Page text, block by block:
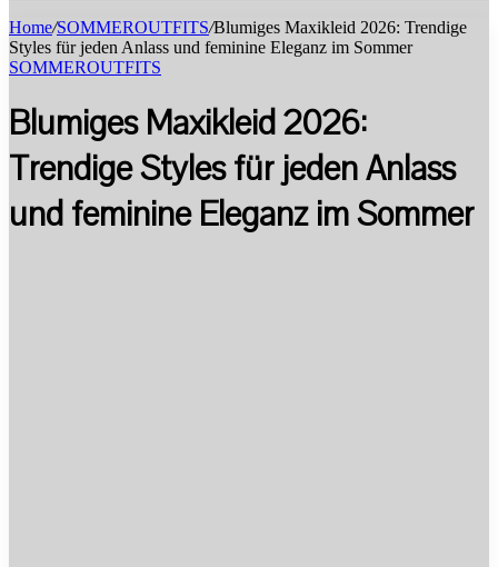
Home/SOMMEROUTFITS/Blumiges Maxikleid 2026: Trendige
Styles für jeden Anlass und feminine Eleganz im Sommer
SOMMEROUTFITS
Blumiges Maxikleid 2026:
Trendige Styles für jeden Anlass
und feminine Eleganz im Sommer